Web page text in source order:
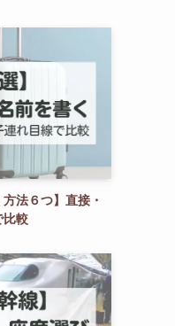
法６つ】直接・
比較